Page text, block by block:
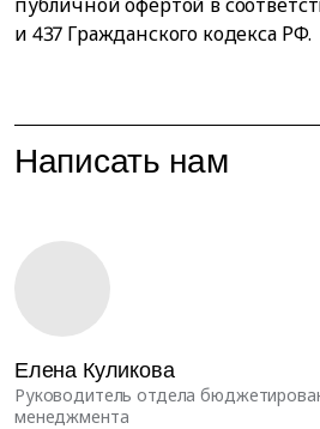
и 437 Гражданского кодекса РФ.
Написать нам
Елена Куликова
Руководитель отдела
менеджмента